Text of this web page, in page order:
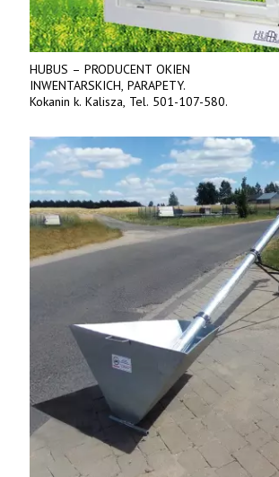
HUBUS – PRODUCENT OKIEN
INWENTARSKICH, PARAPETY.
Kokanin k. Kalisza, Tel. 501-107-580.